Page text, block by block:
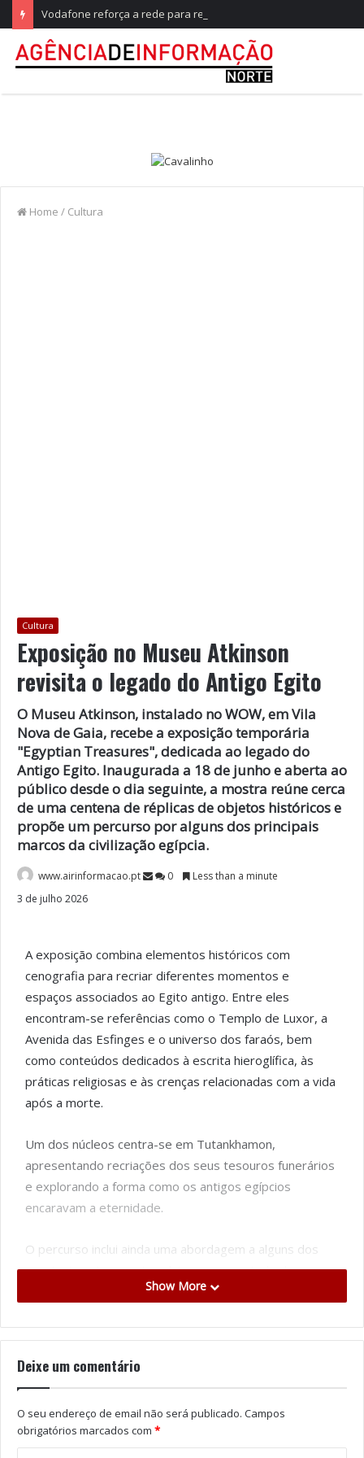
Home / Cultura
Cultura
Exposição no Museu Atkinson
revisita o legado do Antigo Egito
O Museu Atkinson, instalado no WOW, em Vila
Nova de Gaia, recebe a exposição temporária
"Egyptian Treasures", dedicada ao legado do
Antigo Egito. Inaugurada a 18 de junho e aberta ao
público desde o dia seguinte, a mostra reúne cerca
de uma centena de réplicas de objetos históricos e
propõe um percurso por alguns dos principais
marcos da civilização egípcia.
www.airinformacao.pt 0
Less than a minute
3 de julho 2026
A exposição combina elementos históricos com
cenografia para recriar diferentes momentos e
espaços associados ao Egito antigo. Entre eles
encontram-se referências como o Templo de Luxor, a
Avenida das Esfinges e o universo dos faraós, bem
como conteúdos dedicados à escrita hieroglífica, às
práticas religiosas e às crenças relacionadas com a vida
após a morte.
Um dos núcleos centra-se em Tutankhamon,
apresentando recriações dos seus tesouros funerários
e explorando a forma como os antigos egípcios
encaravam a eternidade.
O percurso inclui ainda uma abordagem a alguns dos
acontecimentos que impulsionaram o estudo da
civilização egípcia na época moderna, nomeadamente a
interativa destinada à exploração do universo egípcio
através de atividades de carácter lúdico.
Show More
Deixe um comentário
O seu endereço de email não será publicado. Campos
obrigatórios marcados com *